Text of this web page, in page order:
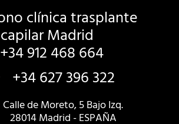
+34 912 468 664
+34 627 396 322
Calle de Moreto, 5 Bajo Izq.
28014 Madrid - ESPAÑA